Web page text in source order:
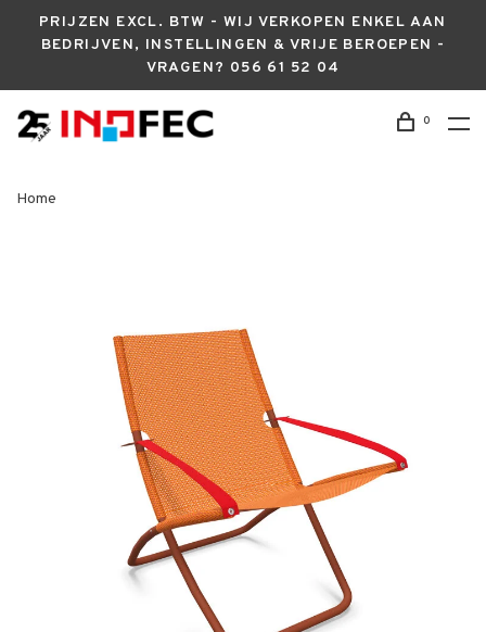
PRIJZEN EXCL. BTW - WIJ VERKOPEN ENKEL AAN
BEDRIJVEN, INSTELLINGEN & VRIJE BEROEPEN -
VRAGEN? 056 61 52 04
0
Home